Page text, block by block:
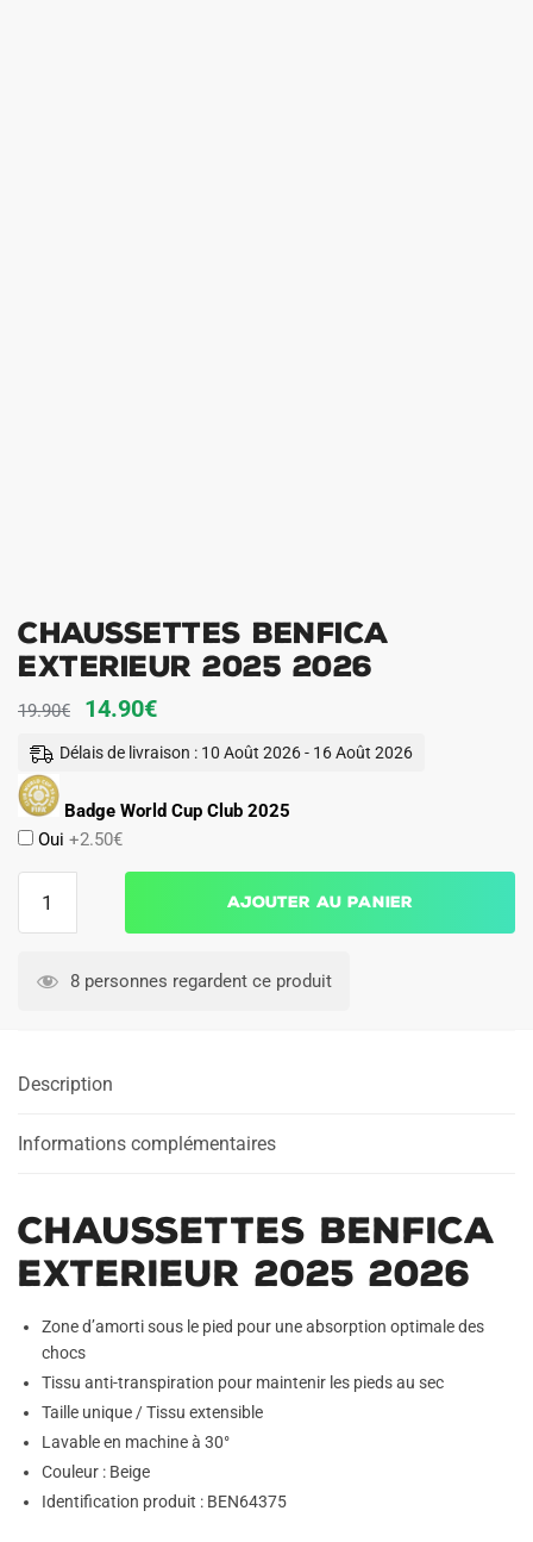
Chaussettes Benfica
Exterieur 2025 2026
19.90€
Le
prix
était :
19.90€.
14.90€Le
prix
est :
Délais de livraison : 10 Août 2026 - 16 Août 2026
Badge World Cup Club 2025
Oui +2.50€
Benfica
Ajouter au panier
8 personnes regardent ce produit
Description
Informations complémentaires
Chaussettes Benfica
Exterieur 2025 2026
Zone d’amorti sous le pied pour une absorption optimale des
chocs
Tissu anti-transpiration pour maintenir les pieds au sec
Taille unique / Tissu extensible
Lavable en machine à 30°
Couleur : Beige
Identification produit : BEN64375